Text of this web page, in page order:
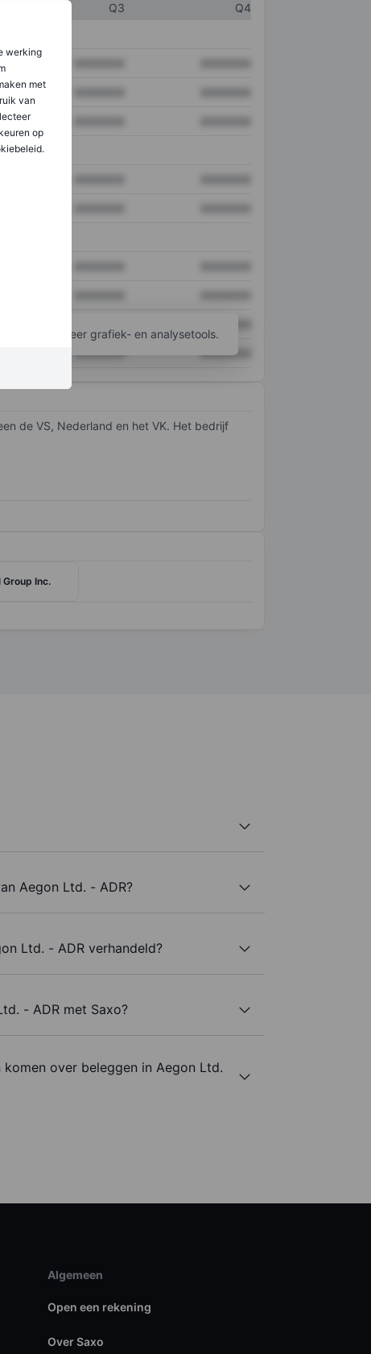
werking
met
van
op
Q3
Q4
XXXXXXX XXXXXXX
krijgen tot meer grafiek- en analysetools.
de VS, Nederland en het VK. Het bedrijf
Inc.
Aegon Ltd. - ADR?
Ltd. - ADR verhandeld?
- ADR met Saxo?
over beleggen in Aegon Ltd.
Algemeen
Open een rekening
Over Saxo